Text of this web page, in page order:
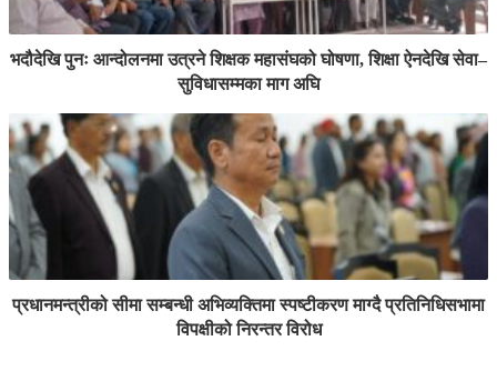
भदौदेखि पुनः आन्दोलनमा उत्रने शिक्षक महासंघको घोषणा, शिक्षा ऐनदेखि सेवा–
सुविधासम्मका माग अघि
प्रधानमन्त्रीको सीमा सम्बन्धी अभिव्यक्तिमा स्पष्टीकरण माग्दै प्रतिनिधिसभामा
विपक्षीको निरन्तर विरोध